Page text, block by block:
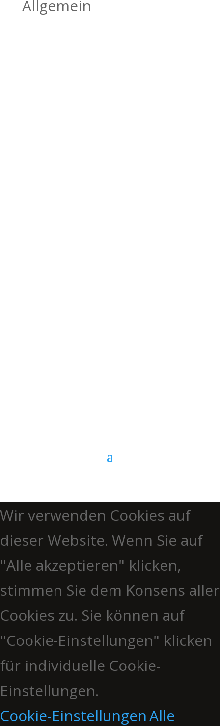
Allgemein
Wir verwenden Cookies auf
dieser Website. Wenn Sie auf
"Alle akzeptieren" klicken,
stimmen Sie dem Konsens aller
Cookies zu. Sie können auf
"Cookie-Einstellungen" klicken
für individuelle Cookie-
Einstellungen.
Cookie-EinstellungenAlle